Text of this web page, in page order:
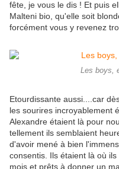
fête, je vous le dis ! Et puis
Malteni bio, qu'elle soit
forcément vous y revenez
Les boys,
Etourdissante aussi....car
les sourires incroyablement
Alexandre étaient là pour
tellement ils semblaient
d'avoir mené à bien
consentis. Ils étaient là où
mois et prêts à donner un